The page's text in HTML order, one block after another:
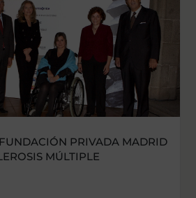
PRIVADA MADRID
MÚLTIPLE